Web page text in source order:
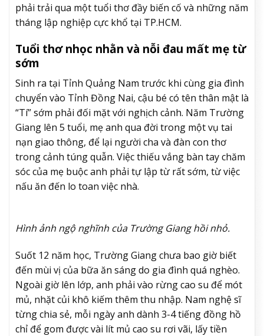
phải trải qua một tuổi thơ đầy biến cố và những năm
tháng lập nghiệp cực khổ tại TP.HCM.
Tuổi thơ nhọc nhằn và nỗi đau mất mẹ từ
sớm
Sinh ra tại Tỉnh Quảng Nam trước khi cùng gia đình
chuyển vào Tỉnh Đồng Nai, cậu bé có tên thân mật là
“Tí” sớm phải đối mặt với nghịch cảnh. Năm Trường
Giang lên 5 tuổi, mẹ anh qua đời trong một vụ tai
nạn giao thông, để lại người cha và đàn con thơ
trong cảnh túng quẫn. Việc thiếu vắng bàn tay chăm
sóc của mẹ buộc anh phải tự lập từ rất sớm, từ việc
nấu ăn đến lo toan việc nhà.
Hình ảnh ngộ nghĩnh của Trường Giang hồi nhỏ.
Suốt 12 năm học, Trường Giang chưa bao giờ biết
đến mùi vị của bữa ăn sáng do gia đình quá nghèo.
Ngoài giờ lên lớp, anh phải vào rừng cao su để mót
mủ, nhặt củi khô kiếm thêm thu nhập. Nam nghệ sĩ
từng chia sẻ, mỗi ngày anh dành 3-4 tiếng đồng hồ
chỉ để gom được vài lít mủ cao su rơi vãi, lấy tiền